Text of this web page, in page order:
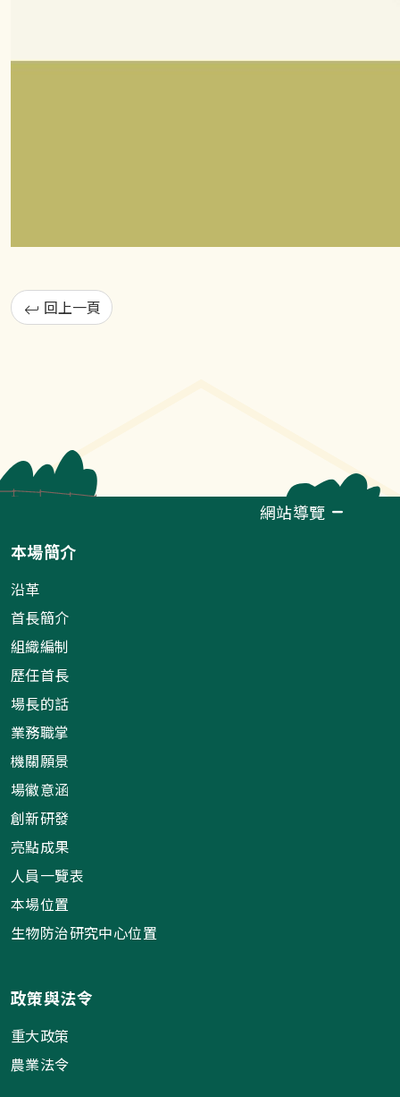
回上一頁
網站導覽
本場簡介
沿革
首長簡介
組織編制
歷任首長
場長的話
業務職掌
機關願景
場徽意涵
創新研發
亮點成果
人員一覽表
本場位置
生物防治研究中心位置
政策與法令
重大政策
農業法令